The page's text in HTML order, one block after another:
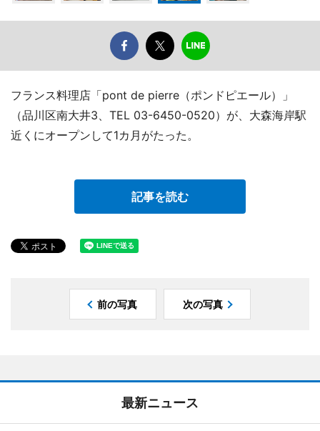
フランス料理店「pont de pierre（ポンドピエール）」
（品川区南大井3、TEL 03-6450-0520）が、大森海岸駅
近くにオープンして1カ月がたった。
記事を読む
前の写真 次の写真
最新ニュース